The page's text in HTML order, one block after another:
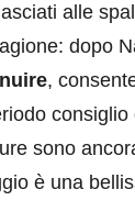
alle
dopo
,
sono
è una